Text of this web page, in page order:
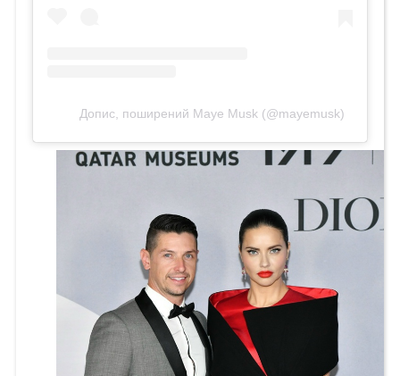
Допис, поширений Maye Musk (@mayemusk)